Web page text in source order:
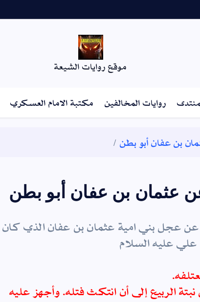
موقع روايات الشيعة
روايات المخالفين مكتبة الامام العسكري
بن عفان أبو بطن
عثمان بن عفان أبو بطن
عجل بني امية عثمان بن عفان الذي كان
عليه السلام
الربيع إلى أن انتكث فتله. وأجهز عليه